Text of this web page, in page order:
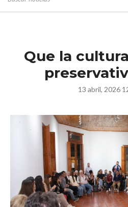
Que la
13 abril, 2026